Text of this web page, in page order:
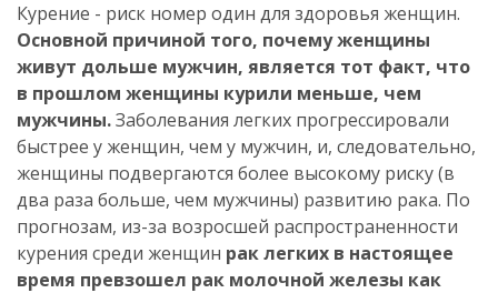
Курение - риск номер один для здоровья женщин.
Основной причиной того, почему женщины
живут дольше мужчин, является тот факт, что
в прошлом женщины курили меньше, чем
мужчины.Заболевания легких прогрессировали
быстрее у женщин, чем у мужчин, и, следовательно,
женщины подвергаются более высокому риску (в
два раза больше, чем мужчины) развитию рака. По
прогнозам, из-за возросшей распространенности
курения среди женщин рак легких в настоящее
время превзошел рак молочной железы как